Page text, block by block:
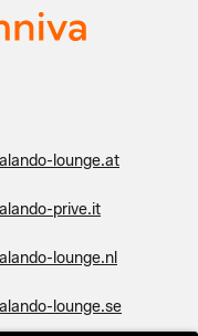
lounge.at
prive.it
lounge.nl
lounge.se